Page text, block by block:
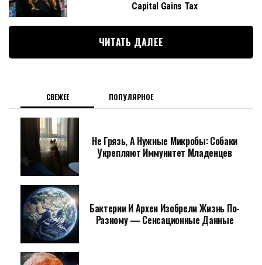
Capital Gains Tax
ЧИТАТЬ ДАЛЕЕ
СВЕЖЕЕ ПОПУЛЯРНОЕ
Не Грязь, А Нужные Микробы: Собаки
Укрепляют Иммунитет Младенцев
Бактерии И Археи Изобрели Жизнь По-
Разному — Сенсационные Данные